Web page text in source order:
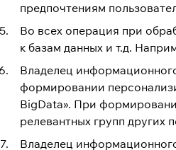
предпочтениям
Во всех операция при
к базам данных и т.д.
Владелец
формировании
BigData». При
релевантных групп других
Владелец